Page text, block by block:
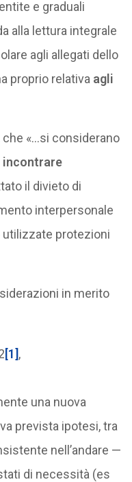
e graduali
alla lettura integrale
agli allegati dello
proprio relativa agli
che «…si considerano
incontrare
il divieto di
interpersonale
utilizzate protezioni
in merito
[1],
una nuova
prevista ipotesi, tra
nell’andare —
di necessità (es